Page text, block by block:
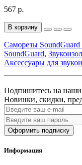
567 р.
В корзину
Саморезы
SoundGuard,
Аксессуары для
Подпишитесь на наши
Новинки, скидки,
Оформить подписку
Информация